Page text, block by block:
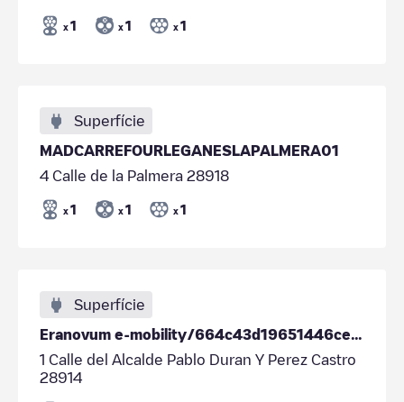
x 1 x 1 x 1
Superfície
MADCARREFOURLEGANESLAPALMERA01
4 Calle de la Palmera 28918
x 1 x 1 x 1
Superfície
Eranovum e-mobility/664c43d19651446ce8b09393
1 Calle del Alcalde Pablo Duran Y Perez Castro
28914